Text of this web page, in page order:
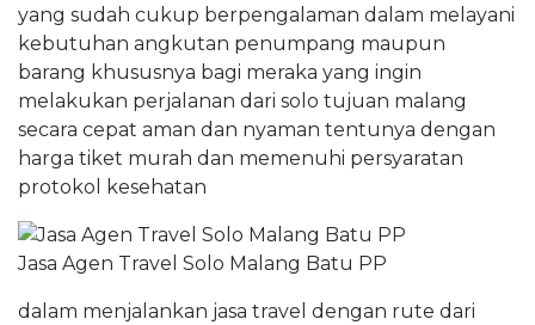
yang sudah cukup berpengalaman dalam melayani
kebutuhan angkutan penumpang maupun
barang khususnya bagi meraka yang ingin
melakukan perjalanan dari solo tujuan malang
secara cepat aman dan nyaman tentunya dengan
harga tiket murah dan memenuhi persyaratan
protokol kesehatan
Jasa Agen Travel Solo Malang Batu PP
dalam menjalankan jasa travel dengan rute dari